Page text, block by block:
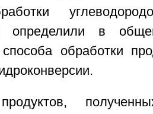
определили в
обработки